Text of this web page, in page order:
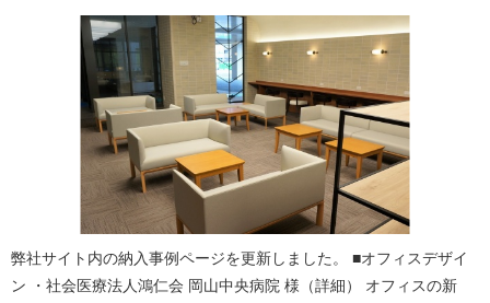
弊社サイト内の納入事例ページを更新しました。 ■オフィスデザイ
ン ・社会医療法人鴻仁会 岡山中央病院 様（詳細​） オフィスの新